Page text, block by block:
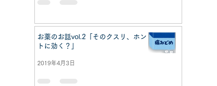
お薬のお話vol.2「そのクスリ、ホン
トに効く？」
2019年4月3日